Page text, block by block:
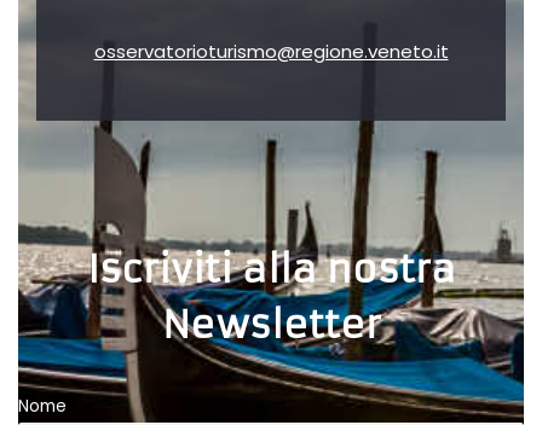
osservatorioturismo@regione.veneto.it
Iscriviti alla nostra
Newsletter
Nome